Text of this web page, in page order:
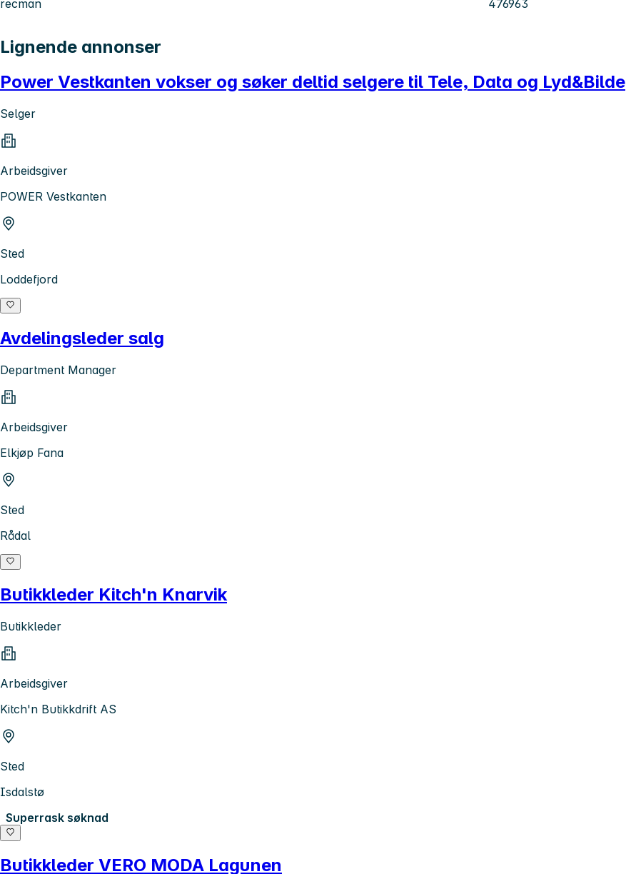
recman
476963
Lignende annonser
Power Vestkanten vokser og søker deltid selgere til Tele, Data og Lyd&Bilde
Selger
Arbeidsgiver
POWER Vestkanten
Sted
Loddefjord
Avdelingsleder salg
Department Manager
Arbeidsgiver
Elkjøp Fana
Sted
Rådal
Butikkleder Kitch'n Knarvik
Butikkleder
Arbeidsgiver
Kitch'n Butikkdrift AS
Sted
Isdalstø
Superrask søknad
Butikkleder VERO MODA Lagunen